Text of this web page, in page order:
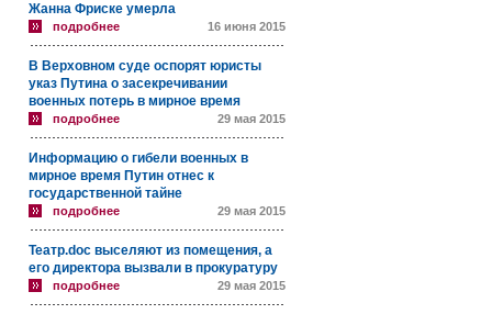
Жанна Фриске умерла
подробнее 16 июня 2015
В Верховном суде оспорят юристы
указ Путина о засекречивании
военных потерь в мирное время
подробнее 29 мая 2015
Информацию о гибели военных в
мирное время Путин отнес к
государственной тайне
подробнее 29 мая 2015
Театр.doc выселяют из помещения, а
его директора вызвали в прокуратуру
подробнее 29 мая 2015